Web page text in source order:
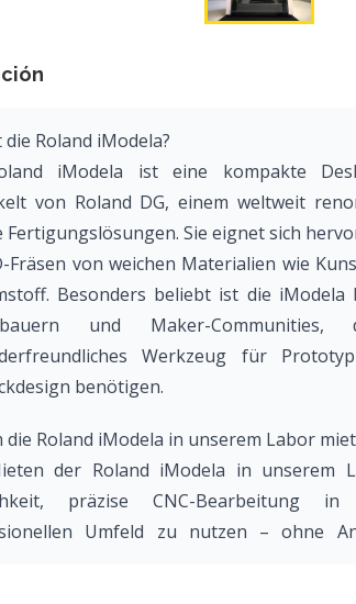
die Roland iModela?
iModela ist eine kompakte
von Roland DG, einem weltweit
Fertigungslösungen. Sie eignet sich
Fräsen von weichen Materialien wie
Besonders beliebt ist die iModela
und Maker-
Werkzeug für
benötigen.
die Roland iModela in unserem Labor
der Roland iModela in unserem
präzise CNC-Bearbeitung
Umfeld zu nutzen – ohne